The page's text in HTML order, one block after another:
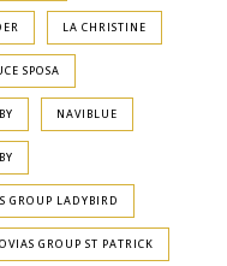
LA CHRISTINE
SPOSA
NAVIBLUE
GROUP LADYBIRD
GROUP ST PATRICK